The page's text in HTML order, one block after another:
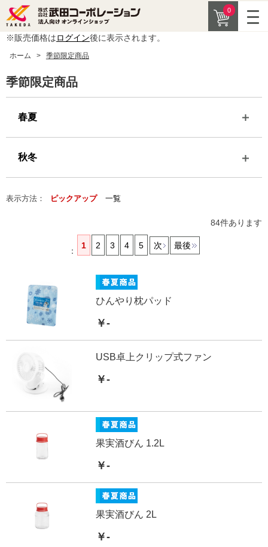
0
※販売価格はログイン後に表示されます。
ホーム > 季節限定商品
季節限定商品
春夏
秋冬
表示方法： ピックアップ 一覧
84件あります
：
1 2 3 4 5 次 最後
ひんやり枕パッド
￥-
USB卓上クリップ式ファン
￥-
果実酒びん 1.2L
￥-
果実酒びん 2L
￥-